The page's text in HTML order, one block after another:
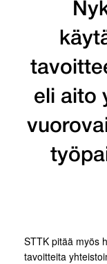
eli aito
STTK pitää myös
tavoitteita